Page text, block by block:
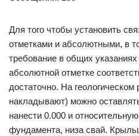
Для того чтобы установить
отметками и абсолютными, в
требование в общих
абсолютной отметке
достаточно. На
накладывают) можно
нанести 0.000 и
фундамента, низа свай.